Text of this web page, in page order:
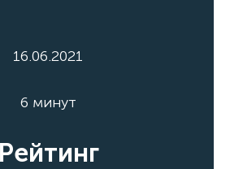
16.06.2021
6 минут
Рейтинг